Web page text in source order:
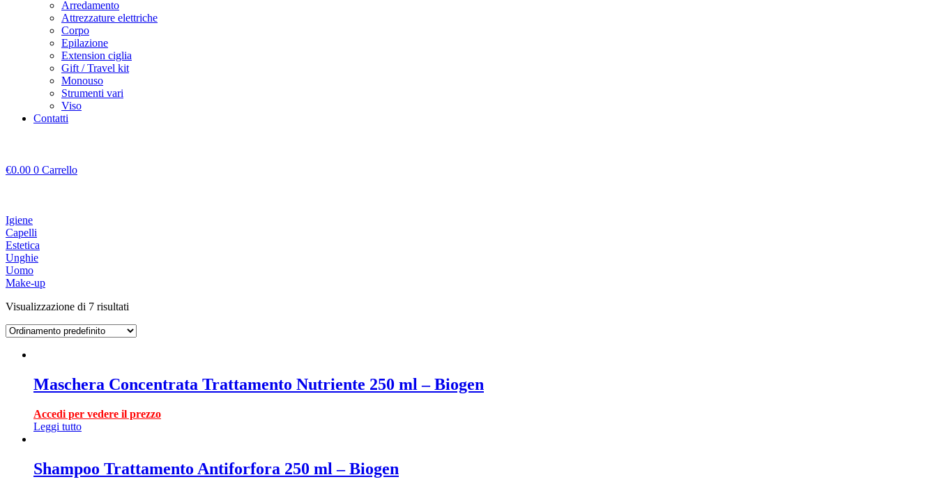
Arredamento
Attrezzature elettriche
Corpo
Epilazione
Extension ciglia
Gift / Travel kit
Monouso
Strumenti vari
Viso
Contatti
€0.00 0 Carrello
Igiene
Capelli
Estetica
Unghie
Uomo
Make-up
Visualizzazione di 7 risultati
Maschera Concentrata Trattamento Nutriente 250 ml – Biogen
Accedi per vedere il prezzo
Leggi tutto
Shampoo Trattamento Antiforfora 250 ml – Biogen